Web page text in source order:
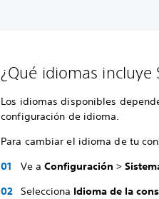
¿Qué idiomas incluye
Los idiomas disponibles
configuración de idioma.
Para cambiar el idioma de tu
Ve aConfiguración>
Selecciona Idioma de la